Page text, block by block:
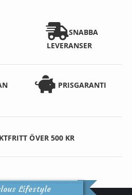
SNABBA
LEVERANSER
PRISGARANTI
ÖVER 500 KR
Lifestyle